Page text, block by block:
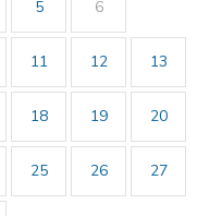
5 6
11 12 13
18 19 20
25 26 27